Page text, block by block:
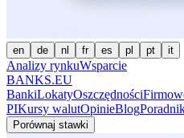
en de nl fr es pl pt it
Analizy rynkuWsparcie
BANKS.EU
BankiLokatyOszczędności
PIKursy walutOpinieBlog
Porównaj stawki